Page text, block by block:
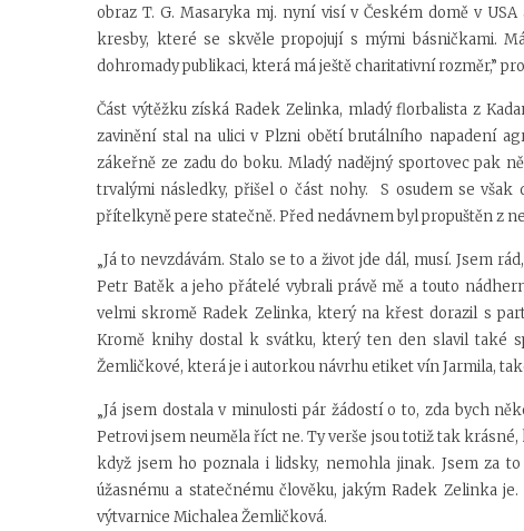
obraz T. G. Masaryka mj. nyní visí v Českém domě v
kresby, které se skvěle propojují s mými básničkami.
dohromady publikaci, která má ještě charitativní rozměr,”
Část výtěžku získáRadek Zelinka, mladý florbalista z
zavinění stal na ulici v Plzni obětí brutálního napadení
zákeřně ze zadu do boku. Mladý nadějný sportovec pak
trvalými následky, přišel o část nohy. S osudem se
přítelkyně pere statečně. Před nedávnem byl propuštěn z
„Já to nevzdávám. Stalo se to a život jde dál, musí. Jsem
Petr Batěk a jeho přátelé vybrali právě mě a touto
velmi skromě Radek Zelinka, který na křest dorazil s
Kromě knihy dostal k svátku, který ten den slavil také
Žemličkové, která je i autorkou návrhu etiket vín Jarmila,
„Já jsem dostala v minulosti pár žádostí o to, zda bych
Petrovi jsem neuměla říct ne. Ty verše jsou totiž tak
když jsem ho poznala i lidsky, nemohla jinak. Jsem za
úžasnému a statečnému člověku, jakým Radek Zelinka
výtvarnice Michalea Žemličková.